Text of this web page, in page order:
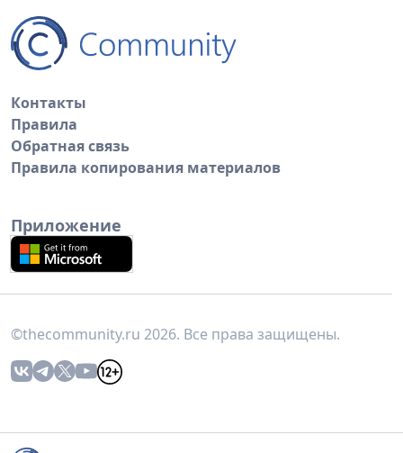
Контакты
Правила
Обратная связь
Правила копирования материалов
Приложение
©thecommunity.ru 2026. Все права защищены.